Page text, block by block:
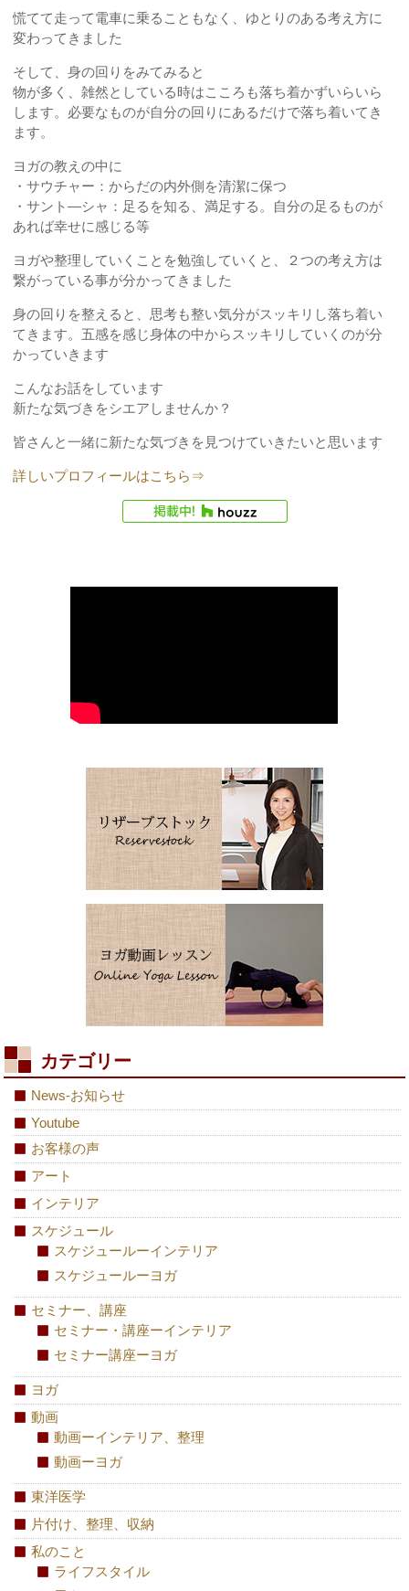
慌てて走って電車に乗ることもなく、ゆとりのある考え方に
変わってきました
そして、身の回りをみてみると
物が多く、雑然としている時はこころも落ち着かずいらいら
します。必要なものが自分の回りにあるだけで落ち着いてき
ます。
ヨガの教えの中に
・サウチャー：からだの内外側を清潔に保つ
・サント―シャ：足るを知る、満足する。自分の足るものが
あれば幸せに感じる等
ヨガや整理していくことを勉強していくと、２つの考え方は
繋がっている事が分かってきました
身の回りを整えると、思考も整い気分がスッキリし落ち着い
てきます。五感を感じ身体の中からスッキリしていくのが分
かっていきます
こんなお話をしています
新たな気づきをシエアしませんか？
皆さんと一緒に新たな気づきを見つけていきたいと思います
詳しいプロフィールはこちら⇒
カテゴリー
News-お知らせ
Youtube
お客様の声
アート
インテリア
スケジュール
スケジュールーインテリア
スケジュールーヨガ
セミナー、講座
セミナー・講座ーインテリア
セミナー講座ーヨガ
ヨガ
動画
動画ーインテリア、整理
動画ーヨガ
東洋医学
片付け、整理、収納
私のこと
ライフスタイル